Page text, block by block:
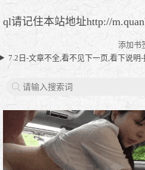
ql请记住本站地址http://
添加书
7.2日-文章不全,看不见下一页,看下说明